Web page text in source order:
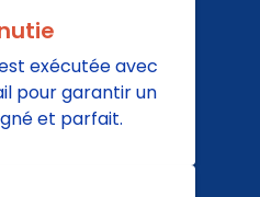
exécutée avec
pour garantir un
et parfait.